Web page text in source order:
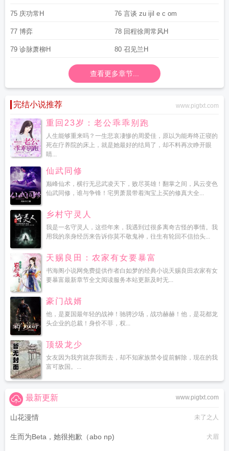
75 庆功常H 76 言谈 zu ijil e c om
77 博弈 78 回程徐周常风H
79 诊脉萧柳H 80 召见兰H
查看更多章节...
完结小说推荐 www.pigtxt.com
重回23岁：老公乖乖别跑
人生能够重来吗？一生悲哀凄惨的周爱佳，原以为能寿终正寝的
死在疗养院的床上，就是她最好的结局了，却不料再次睁开眼
睛...
仙武同修
巅峰仙术，横行无忌武凌天下，败尽英雄！翻掌之间，风云变色
仙武同修，谁与争锋！宅男萧晨带着淘宝上买的修真大全...
乡村守灵人
我是一名守灵人，这些年来，我遇到过很多离奇古怪的事情。我
用我的亲身经历来告诉你莫不敬鬼神，往生有轮回不信抬头...
天赐良田：农家有女要暴富
书海阁小说网免费提供作者白如梦的经典小说天赐良田农家有女
要暴富最新章节全文阅读服务本站更新及时无...
豪门战婿
他，是夏国最年轻的战神！驰骋沙场，战功赫赫！他，是花都龙
头企业的总裁！身价不菲，权...
顶级龙少
女友因为我穷就弃我而去，却不知家族禁令提前解除，现在的我
富可敌国。...
www.pigtxt.com
最新更新
山花漫情 未了之人
生而为Beta，她很抱歉（abo np) 犬眉